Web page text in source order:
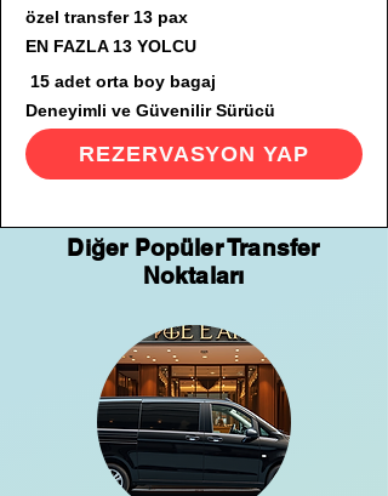
özel transfer 13 pax
EN FAZLA 13 YOLCU
15 adet orta boy bagaj
Deneyimli ve Güvenilir Sürücü
REZERVASYON YAP
Diğer Popüler Transfer
Noktaları